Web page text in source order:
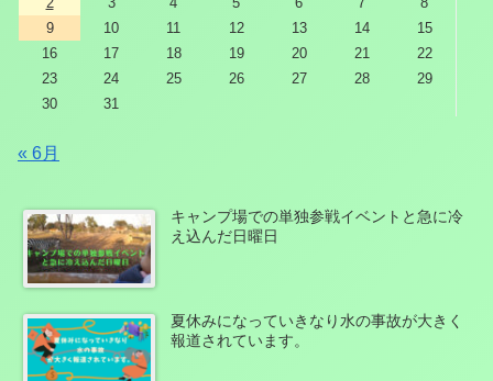
9
10 11 12 13 14
15
16
17 18 19 20 21
22
23
24 25 26 27 28
29
30
31
« 6月
キャンプ場での単独参戦イベントと急に冷
え込んだ日曜日
夏休みになっていきなり水の事故が大きく
報道されています。